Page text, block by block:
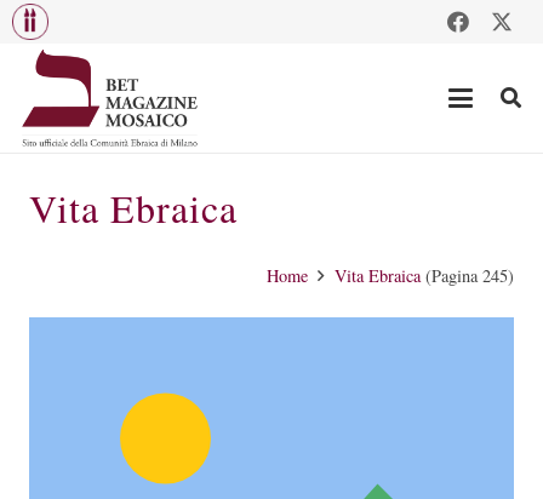
Vita Ebraica
Home Vita Ebraica(Pagina 245)